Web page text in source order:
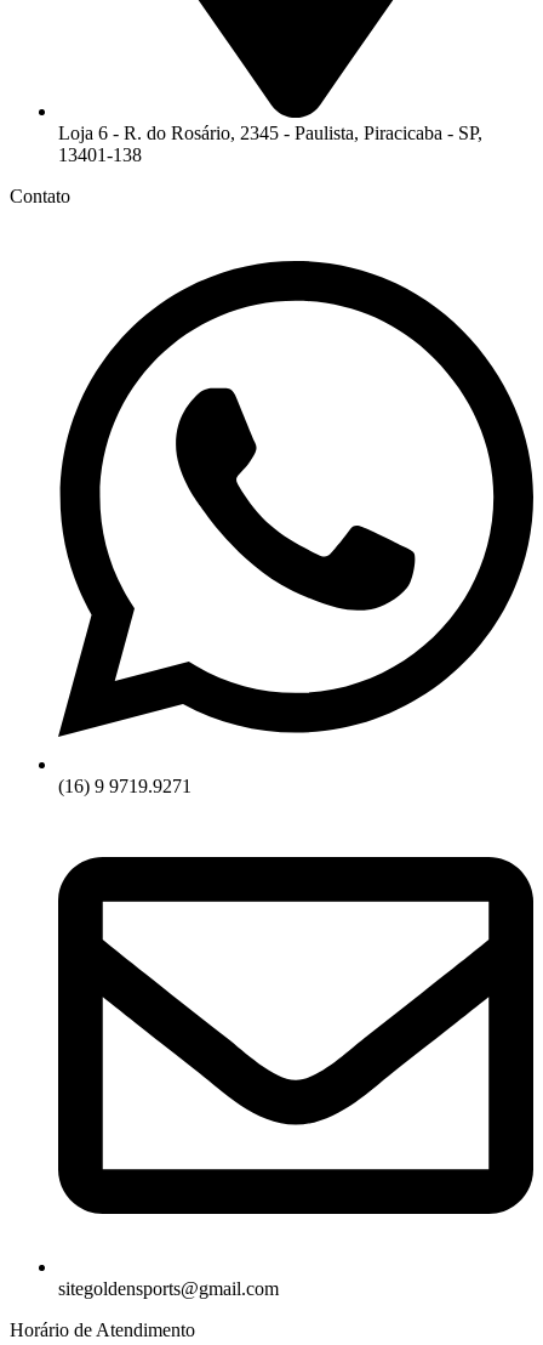
Loja 6 - R. do Rosário, 2345 - Paulista, Piracicaba - SP,
13401-138
Contato
(16) 9 9719.9271
sitegoldensports@gmail.com
Horário de Atendimento